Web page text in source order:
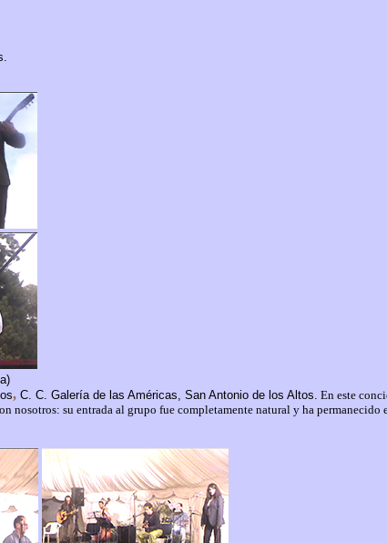
, C. C. Galería de las Américas, San Antonio de los Altos. En este
nosotros: su entrada al grupo fue completamente natural y ha permanecido